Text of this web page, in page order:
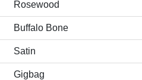
Rosewood
Buffalo Bone
Satin
Gigbag